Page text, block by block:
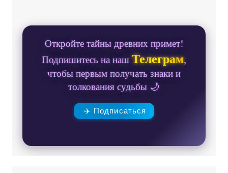
Откройте тайны древних примет!
Подпишитесь на нашТелеграм,
чтобы первым получать знаки и
толкования судьбы 🌙
✈️ Подписаться